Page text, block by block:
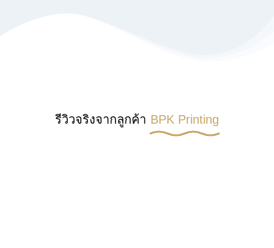
รีวิวจริงจากลูกค้า BPK Printing